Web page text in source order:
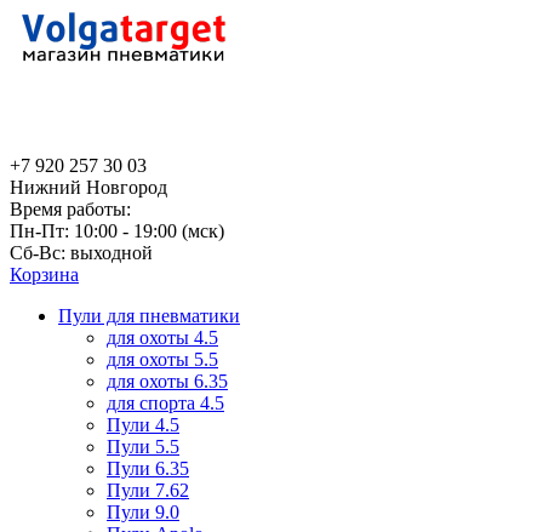
+7 920 257 30 03
Нижний Новгород
Время работы:
Пн-Пт: 10:00 - 19:00 (мск)
Сб-Вс: выходной
Корзина
Пули для пневматики
для охоты 4.5
для охоты 5.5
для охоты 6.35
для спорта 4.5
Пули 4.5
Пули 5.5
Пули 6.35
Пули 7.62
Пули 9.0